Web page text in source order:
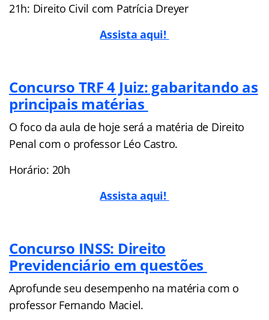
21h: Direito Civil com Patrícia Dreyer
Assista aqui!
Concurso TRF 4 Juiz: gabaritando as
principais matérias
O foco da aula de hoje será a matéria de Direito
Penal com o professor Léo Castro.
Horário: 20h
Assista aqui!
Concurso INSS: Direito
Previdenciário em questões
Aprofunde seu desempenho na matéria com o
professor Fernando Maciel.